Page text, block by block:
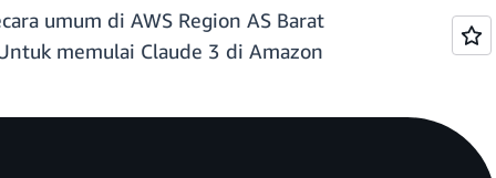
umum di AWS Region AS Barat
memulai Claude 3 di Amazon